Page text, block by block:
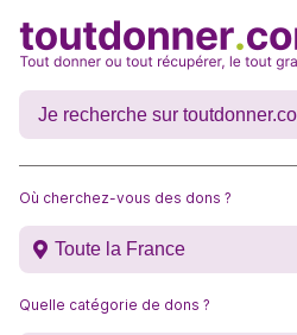
Où cherchez-vous des dons ?
Toute la France
Quelle catégorie de dons ?